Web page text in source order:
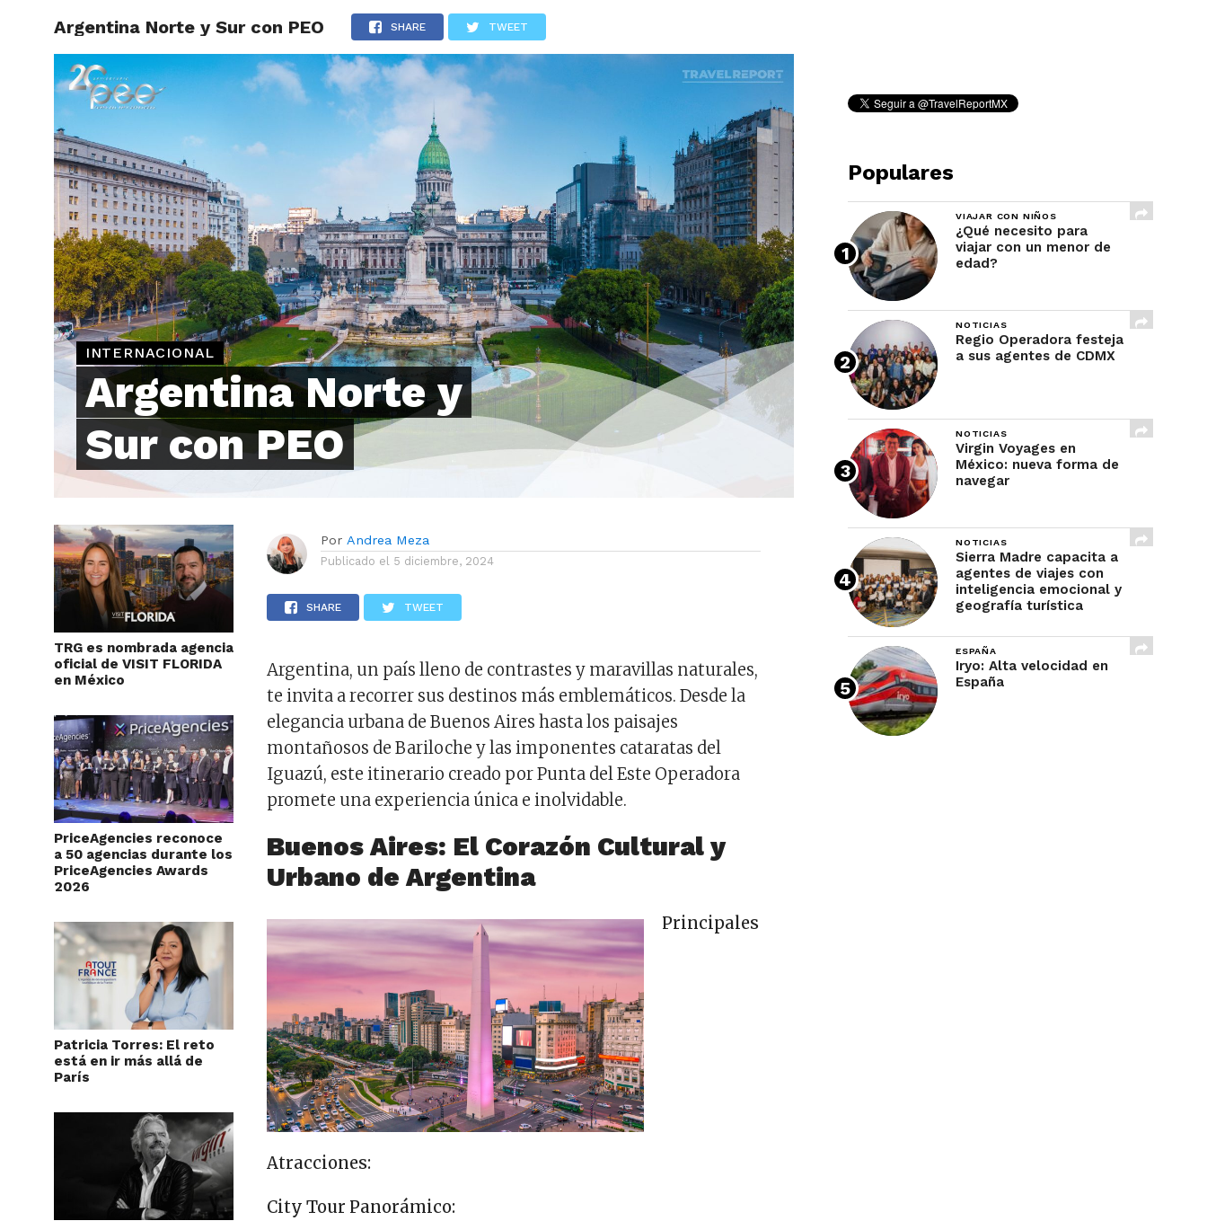
ARTÍCULOS REVIEWS
Argentina Norte y Sur con PEO SHARE TWEET
INTERNACIONAL
Argentina Norte y
Sur con PEO
TRG es nombrada agencia
oficial de VISIT FLORIDA
en México
PriceAgencies reconoce
a 50 agencias durante los
PriceAgencies Awards
2026
Patricia Torres: El reto
está en ir más allá de
París
Por Andrea Meza
Publicado el 5 diciembre, 2024
SHARE TWEET
Argentina, un país lleno de contrastes y maravillas naturales,
te invita a recorrer sus destinos más emblemáticos. Desde la
elegancia urbana de Buenos Aires hasta los paisajes
montañosos de Bariloche y las imponentes cataratas del
Iguazú, este itinerario creado por Punta del Este Operadora
promete una experiencia única e inolvidable.
Buenos Aires: El Corazón Cultural y
Urbano de Argentina
Principales
Atracciones:
City Tour Panorámico:
Populares
VIAJAR CON NIÑOS
¿Qué necesito para
viajar con un menor de
edad?
NOTICIAS
Regio Operadora festeja
a sus agentes de CDMX
NOTICIAS
Virgin Voyages en
México: nueva forma de
navegar
NOTICIAS
Sierra Madre capacita a
agentes de viajes con
inteligencia emocional y
geografía turística
ESPAÑA
Iryo: Alta velocidad en
España